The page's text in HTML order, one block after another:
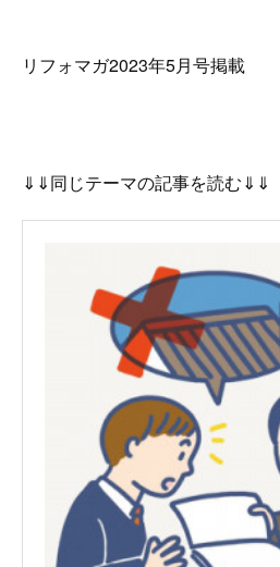
リフォマガ2023年5月号掲載
⇓⇓同じテーマの記事を読む⇓⇓